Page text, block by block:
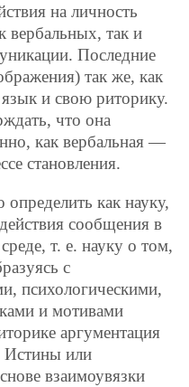
на личность
вербальных, так и
Последние
так же, как
и свою риторику.
что она
как вербальная —
становления.
как науку,
сообщения в
т. е. науку о том,
с
психологическими,
и мотивами
аргументация
Истины или
взаимоувязки